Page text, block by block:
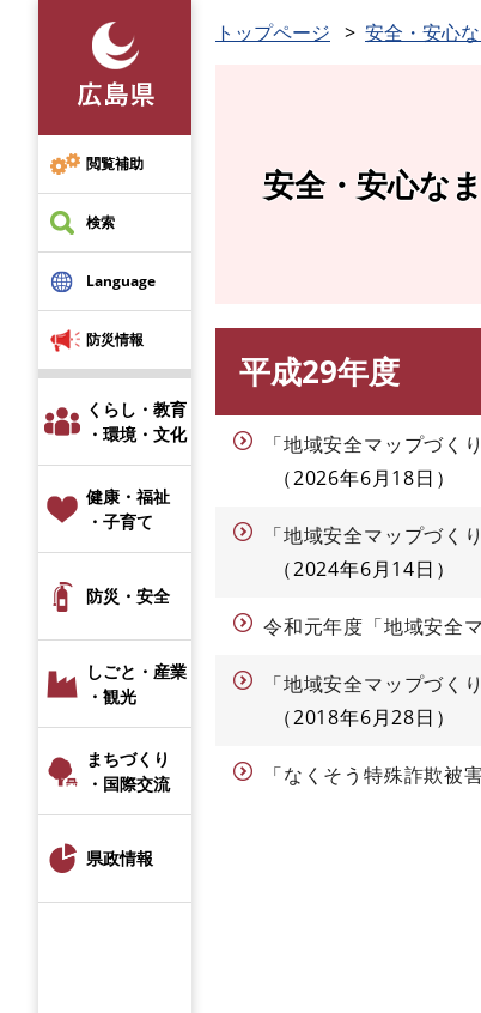
先
頭
で
す
閲覧補助
検索
Language
防災情報
くらし・教育
・環境・文化
健康・福祉
・子育て
防災・安全
しごと・産業
・観光
まちづくり
・国際交流
県政情報
トップページ 安全・安心
安全・安心な
平成29年度
「地域安全マップづく
2026年6月18日
「地域安全マップづく
2024年6月14日
令和元年度「地域安全
「地域安全マップづく
2018年6月28日
「なくそう特殊詐欺被